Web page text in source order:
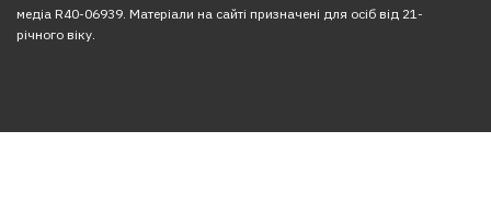
медіа R40-06939. Матеріали на сайті призначені для осіб від 21-
річного віку.